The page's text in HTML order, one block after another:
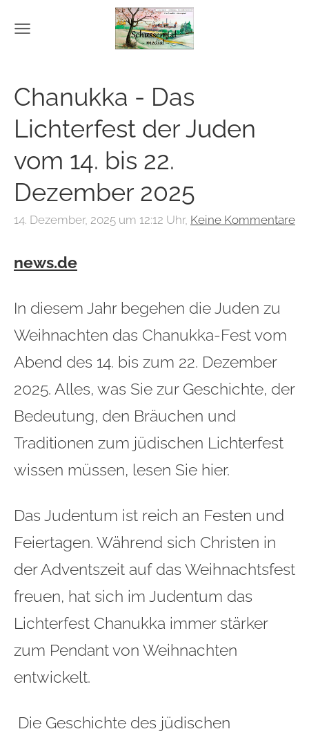
Chanukka - Das
Lichterfest der Juden
vom 14. bis 22.
Dezember 2025
14. Dezember, 2025 um 12:12 Uhr, Keine Kommentare
news.de
In diesem Jahr begehen die Juden zu
Weihnachten das Chanukka-Fest vom
Abend des 14. bis zum 22. Dezember
2025. Alles, was Sie zur Geschichte, der
Bedeutung, den Bräuchen und
Traditionen zum jüdischen Lichterfest
wissen müssen, lesen Sie hier.
Das Judentum ist reich an Festen und
Feiertagen. Während sich Christen in
der Adventszeit auf das Weihnachtsfest
freuen, hat sich im Judentum das
Lichterfest Chanukka immer stärker
zum Pendant von Weihnachten
entwickelt.
Die Geschichte des jüdischen